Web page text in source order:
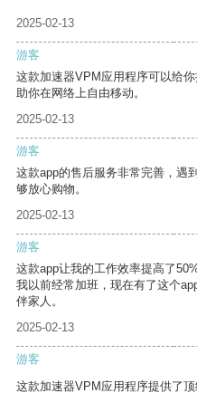
2025-02-13
游客
这款加速器VPM应用程序可以给
助你在网络上自由移动。
2025-02-13
游客
这款app的售后服务非常完善，遇
够放心购物。
2025-02-13
游客
这款app让我的工作效率提高了
我以前经常加班，现在有了这个
伴家人。
2025-02-13
游客
这款加速器VPM应用程序提供了顶